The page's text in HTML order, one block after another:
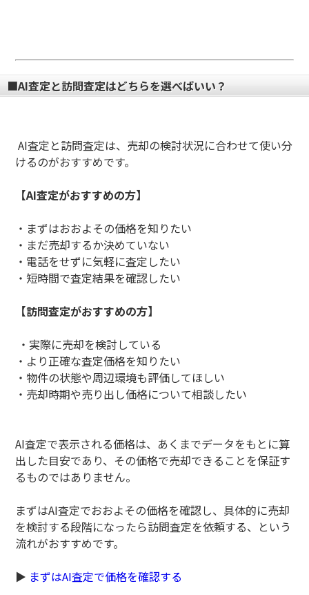
■AI査定と訪問査定はどちらを選べばいい？
AI査定と訪問査定は、売却の検討状況に合わせて使い分
けるのがおすすめです。
【AI査定がおすすめの方】
・まずはおおよその価格を知りたい
・まだ売却するか決めていない
・電話をせずに気軽に査定したい
・短時間で査定結果を確認したい
【訪問査定がおすすめの方】
・実際に売却を検討している
・より正確な査定価格を知りたい
・物件の状態や周辺環境も評価してほしい
・売却時期や売り出し価格について相談したい
AI査定で表示される価格は、あくまでデータをもとに算
出した目安であり、その価格で売却できることを保証す
るものではありません。
まずはAI査定でおおよその価格を確認し、具体的に売却
を検討する段階になったら訪問査定を依頼する、という
流れがおすすめです。
▶ まずはAI査定で価格を確認する